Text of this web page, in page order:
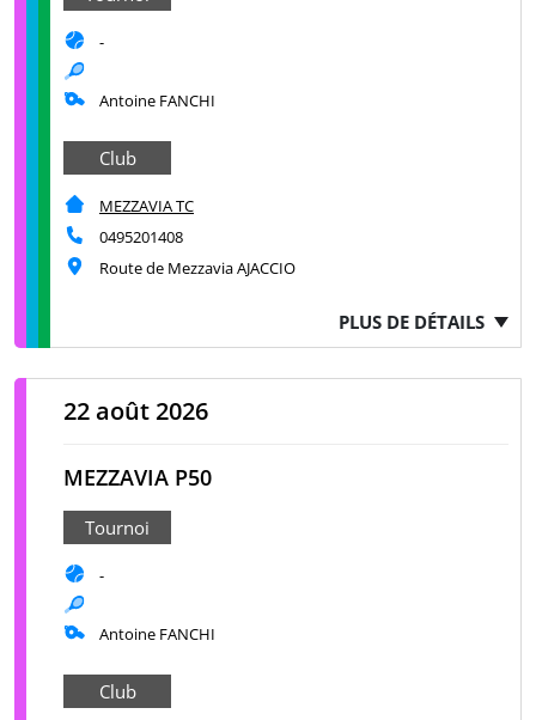
-
Antoine FANCHI
Club
MEZZAVIA TC
0495201408
Route de Mezzavia AJACCIO
PLUS DE DÉTAILS
22 août 2026
MEZZAVIA P50
Tournoi
-
Antoine FANCHI
Club